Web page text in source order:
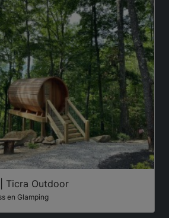
Ticra Outdoor
en Glamping